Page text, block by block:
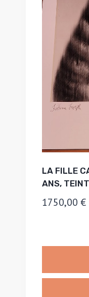
LA FILLE
ANS,
1750,00 €